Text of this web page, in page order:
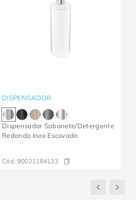
DISPENSADOR
Dispensador Sabonete/Detergente
Redondo Inox Escovado
Cód.:90021184133